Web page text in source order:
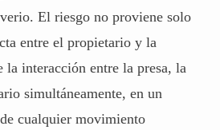
El riesgo no proviene solo
entre el propietario y la
la interacción entre la presa, la
simultáneamente, en un
cualquier movimiento